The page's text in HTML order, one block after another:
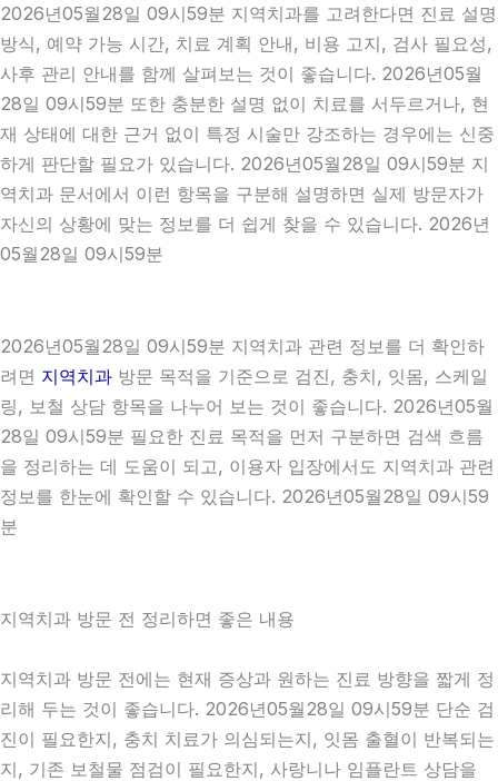
2026년05월28일 09시59분 지역치과를 고려한다면 진료 설명
방식, 예약 가능 시간, 치료 계획 안내, 비용 고지, 검사 필요성,
사후 관리 안내를 함께 살펴보는 것이 좋습니다. 2026년05월
28일 09시59분 또한 충분한 설명 없이 치료를 서두르거나, 현
재 상태에 대한 근거 없이 특정 시술만 강조하는 경우에는 신중
하게 판단할 필요가 있습니다. 2026년05월28일 09시59분 지
역치과 문서에서 이런 항목을 구분해 설명하면 실제 방문자가
자신의 상황에 맞는 정보를 더 쉽게 찾을 수 있습니다. 2026년
05월28일 09시59분
2026년05월28일 09시59분 지역치과 관련 정보를 더 확인하
려면 지역치과 방문 목적을 기준으로 검진, 충치, 잇몸, 스케일
링, 보철 상담 항목을 나누어 보는 것이 좋습니다. 2026년05월
28일 09시59분 필요한 진료 목적을 먼저 구분하면 검색 흐름
을 정리하는 데 도움이 되고, 이용자 입장에서도 지역치과 관련
정보를 한눈에 확인할 수 있습니다. 2026년05월28일 09시59
분
지역치과 방문 전 정리하면 좋은 내용
지역치과 방문 전에는 현재 증상과 원하는 진료 방향을 짧게 정
리해 두는 것이 좋습니다. 2026년05월28일 09시59분 단순 검
진이 필요한지, 충치 치료가 의심되는지, 잇몸 출혈이 반복되는
지, 기존 보철물 점검이 필요한지, 사랑니나 임플란트 상담을